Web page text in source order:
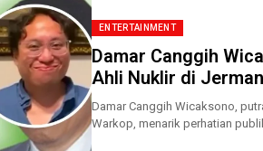
ENTERTAINMENT
Damar Canggih
Ahli Nuklir di Jerman
Damar Canggih Wicaksono,
Warkop, menarik perhatian